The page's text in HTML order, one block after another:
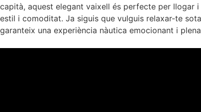
capità, aquest elegant vaixell és perfecte per llogar
estil i comoditat. Ja siguis que vulguis relaxar-te
garanteix una experiència nàutica emocionant i